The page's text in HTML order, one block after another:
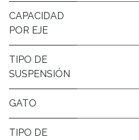
CAPACIDAD
POR EJE
TIPO DE
SUSPENSIÓN
GATO
TIPO DE